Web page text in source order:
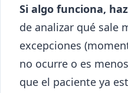
Si algo funciona,
de analizar qué sale
excepciones
no ocurre o es
que el paciente ya